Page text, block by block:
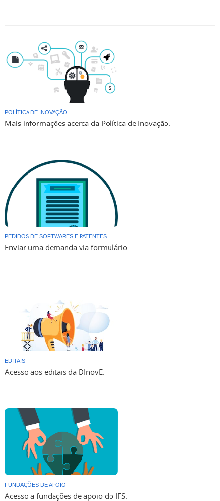
POLÍTICA DE INOVAÇÃO
Mais informações acerca da Política de Inovação.
PEDIDOS DE SOFTWARES E PATENTES
Enviar uma demanda via formulário
EDITAIS
Acesso aos editais da DInovE.
FUNDAÇÕES DE APOIO
Acesso a fundações de apoio do IFS.